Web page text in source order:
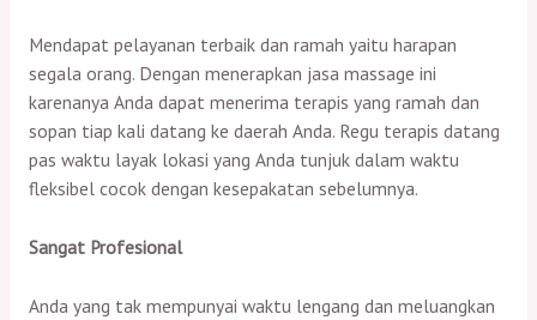
Mendapat pelayanan terbaik dan ramah yaitu harapan
segala orang. Dengan menerapkan jasa massage ini
karenanya Anda dapat menerima terapis yang ramah dan
sopan tiap kali datang ke daerah Anda. Regu terapis datang
pas waktu layak lokasi yang Anda tunjuk dalam waktu
fleksibel cocok dengan kesepakatan sebelumnya.
Sangat Profesional
Anda yang tak mempunyai waktu lengang dan meluangkan